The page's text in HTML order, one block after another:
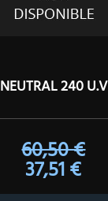
NEUTRAL 240 U.V
60,50 €
37,51 €